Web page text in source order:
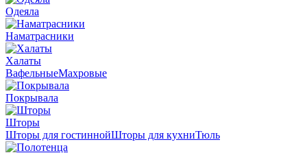
Одеяла
Наматрасники
Халаты
ВафельныеМахровые
Покрывала
Шторы
Шторы для гостиннойШторы для кухниТюль